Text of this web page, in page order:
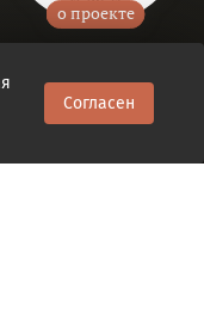
Согласен
о проекте